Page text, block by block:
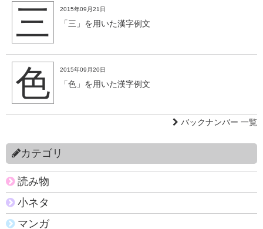
三 2015年09月21日
「三」を用いた漢字例文
色 2015年09月20日
「色」を用いた漢字例文
バックナンバー 一覧
カテゴリ
読み物
小ネタ
マンガ